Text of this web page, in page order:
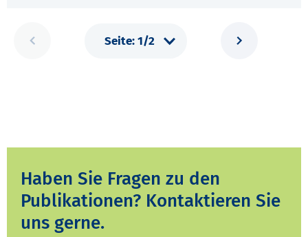
Haben Sie Fragen zu den
Publikationen? Kontaktieren Sie
uns gerne.